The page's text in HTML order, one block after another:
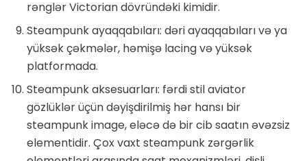
rənglər Victorian dövründəki kimidir.
Steampunk ayaqqabıları: dəri ayaqqabıları və ya
yüksək çəkmələr, həmişə lacing və yüksək
platformada.
Steampunk aksesuarları: fərdi stil aviator
gözlüklər üçün dəyişdirilmiş hər hansı bir
steampunk image, eləcə də bir cib saatın əvəzsiz
elementidir. Çox vaxt steampunk zərgərlik